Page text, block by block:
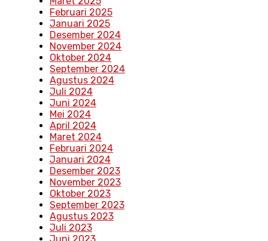
Februari 2025
Januari 2025
Desember 2024
November 2024
Oktober 2024
September 2024
Agustus 2024
Juli 2024
Juni 2024
Mei 2024
April 2024
Maret 2024
Februari 2024
Januari 2024
Desember 2023
November 2023
Oktober 2023
September 2023
Agustus 2023
Juli 2023
Juni 2023